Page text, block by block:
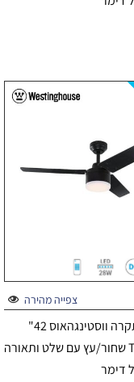
צפייה מהירה
מאוורר תקרה ווסטינגהאוס 42"
TALIA DC שחור/עץ עם שלט ותאורה